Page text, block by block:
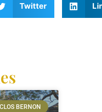
Twitter
BERNON